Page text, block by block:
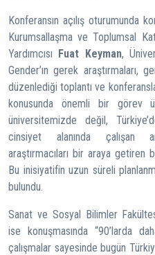
Konferansın açılış oturumunda
Kurumsallaşma ve Toplumsal
Yardımcısı Fuat Keyman,
Gender’ın gerek
düzenlediği toplantı ve
konusunda önemli bir görev
üniversitemizde değil,
cinsiyet alanında çalışan
araştırmacıları bir araya
Bu inisiyatifin uzun süreli
bulundu.
Sanat ve Sosyal Bilimler
ise konuşmasında “90’larda
çalışmalar sayesinde bugün